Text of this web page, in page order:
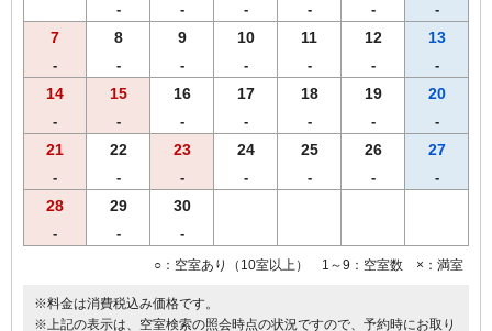
- - - - - -
7
-
8
-
9
-
10
-
11
-
12
-
13
-
14
-
15
-
16
-
17
-
18
-
19
-
20
-
21
-
22
-
23
-
24
-
25
-
26
-
27
-
28
-
29
-
30
-
○：空室あり（10室以上） 1～9：空室数 ×：満室
※料金は消費税込み価格です。
※上記の表示は、空室検索の照会時点の状況ですので、予約時にお取り